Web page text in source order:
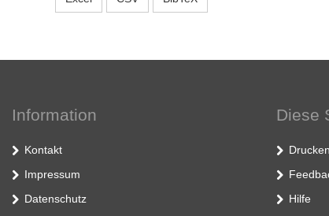
Information
Kontakt
Impressum
Datenschutz
Diese
Drucken
Hilfe